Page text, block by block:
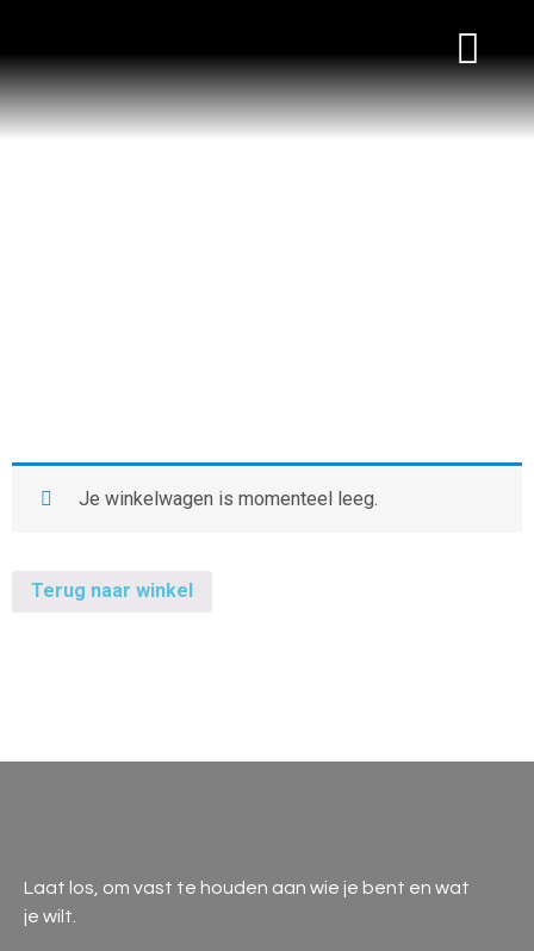
Je winkelwagen is momenteel leeg.
Terug naar winkel
Laat los, om vast te houden aan wie je bent en wat
je wilt.